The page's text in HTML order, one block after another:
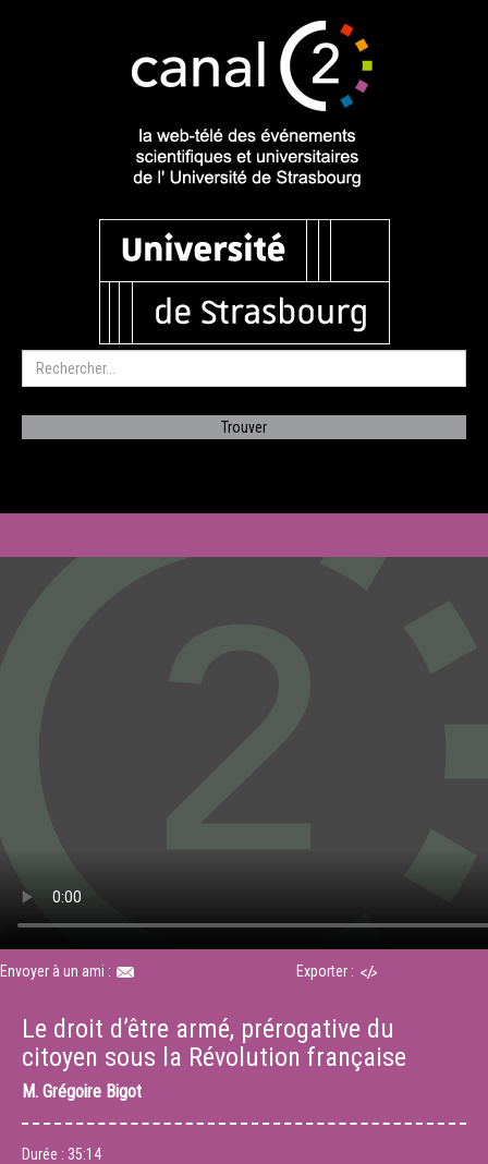
Envoyer à un ami : Exporter :
Le droit d’être armé, prérogative du
citoyen sous la Révolution française
M. Grégoire Bigot
Durée : 35:14